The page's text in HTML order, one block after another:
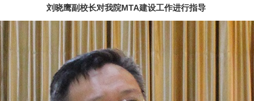
刘晓鹰副校长对我院MTA建设工作进行指导